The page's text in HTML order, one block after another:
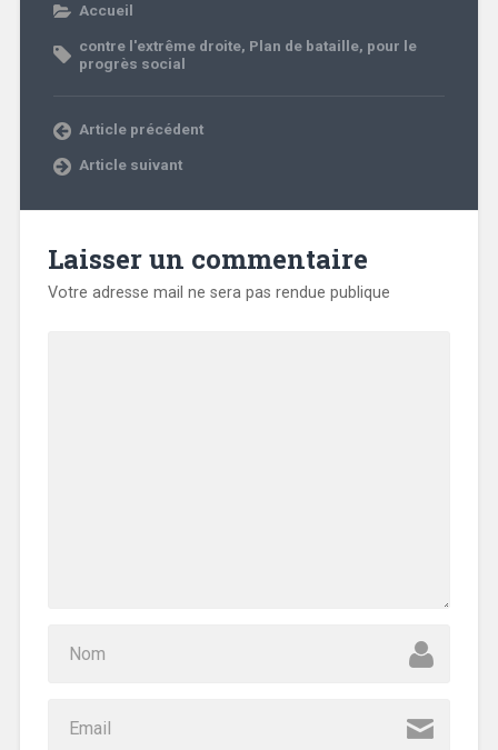
Accueil
contre l'extrême droite, Plan de bataille, pour le
progrès social
Article précédent
Article suivant
Laisser un commentaire
Votre adresse mail ne sera pas rendue publique